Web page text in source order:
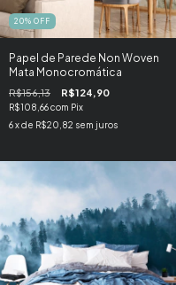
20% OFF
Papel de Parede Non Woven
Mata Monocromática
R$156,13 R$124,90
R$108,66com Pix
6x de R$20,82 sem juros